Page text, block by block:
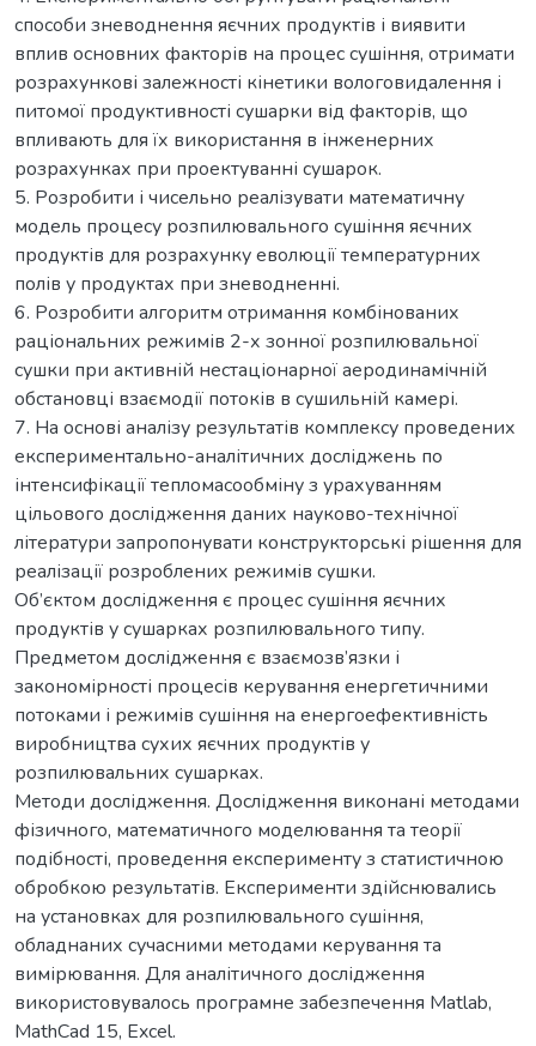
способи зневоднення яєчних продуктів і виявити
вплив основних факторів на процес сушіння, отримати
розрахункові залежності кінетики вологовидалення і
питомої продуктивності сушарки від факторів, що
впливають для їх використання в інженерних
розрахунках при проектуванні сушарок.
5. Розробити і чисельно реалізувати математичну
модель процесу розпилювального сушіння яєчних
продуктів для розрахунку еволюції температурних
полів у продуктах при зневодненні.
6. Розробити алгоритм отримання комбінованих
раціональних режимів 2-х зонної розпилювальної
сушки при активній нестаціонарної аеродинамічній
обстановці взаємодії потоків в сушильній камері.
7. На основі аналізу результатів комплексу проведених
експериментально-аналітичних досліджень по
інтенсифікації тепломасообміну з урахуванням
цільового дослідження даних науково-технічної
літератури запропонувати конструкторські рішення для
реалізації розроблених режимів сушки.
Об’єктом дослідження є процес сушіння яєчних
продуктів у сушарках розпилювального типу.
Предметом дослідження є взаємозв’язки і
закономірності процесів керування енергетичними
потоками і режимів сушіння на енергоефективність
виробництва сухих яєчних продуктів у
розпилювальних сушарках.
Методи дослідження. Дослідження виконані методами
фізичного, математичного моделювання та теорії
подібності, проведення експерименту з статистичною
обробкою результатів. Експерименти здійснювались
на установках для розпилювального сушіння,
обладнаних сучасними методами керування та
вимірювання. Для аналітичного дослідження
використовувалось програмне забезпечення Matlab,
MathCad 15, Excel.